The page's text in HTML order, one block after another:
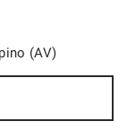
(AV)